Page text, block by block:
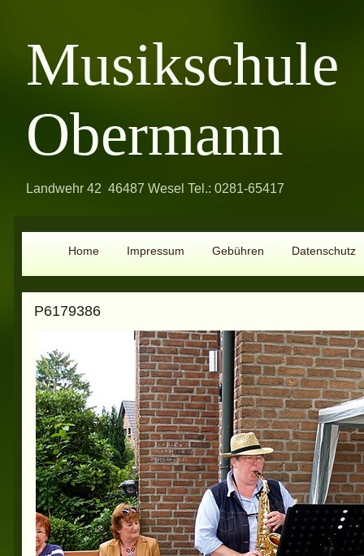
Musikschule
Obermann
Landwehr 42 46487 Wesel Tel.: 0281-65417
Home Impressum Gebühren Datenschutz
P6179386